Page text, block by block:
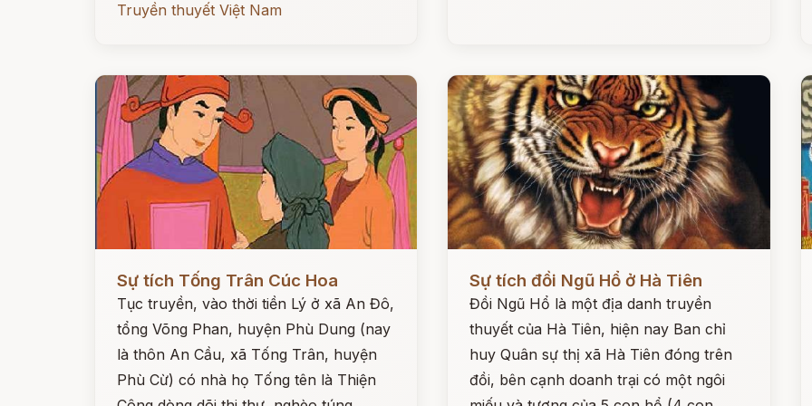
Truyền thuyết Việt Nam
Sự tích Tống Trân Cúc Hoa
Tục truyền, vào thời tiền Lý ở xã An Đô,
tổng Võng Phan, huyện Phù Dung (nay
là thôn An Cầu, xã Tống Trân, huyện
Phù Cừ) có nhà họ Tống tên là Thiện
Sự tích đồi Ngũ Hổ ở Hà Tiên
Đồi Ngũ Hổ là một địa danh truyền
thuyết của Hà Tiên, hiện nay Ban chỉ
huy Quân sự thị xã Hà Tiên đóng trên
đồi, bên cạnh doanh trại có một ngôi